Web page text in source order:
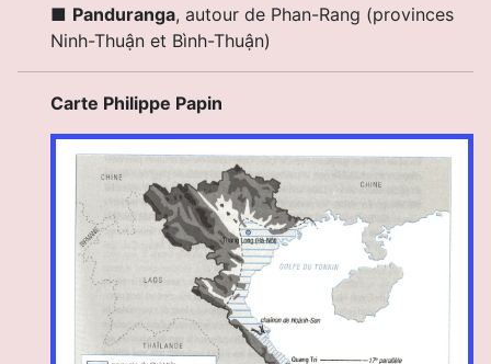
■ Panduranga, autour de Phan-Rang (provinces
Ninh-Thuận et Bình-Thuận)
Carte Philippe Papin